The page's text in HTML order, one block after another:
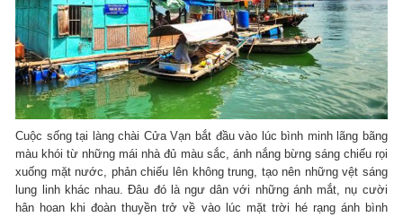
Cuộc sống tại làng chài Cửa Vạn bắt đầu vào lúc bình minh lãng bãng
màu khói từ những mái nhà đủ màu sắc, ánh nắng bừng sáng chiếu rọi
xuống mặt nước, phản chiếu lên không trung, tạo nên những vệt sáng
lung linh khác nhau. Đâu đó là ngư dân với những ánh mắt, nụ cười
hân hoan khi đoàn thuyền trở về vào lúc mặt trời hé rạng ánh bình